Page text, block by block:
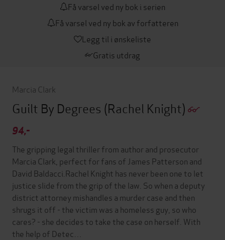
Få varsel ved ny bok i serien
Få varsel ved ny bok av forfatteren
Legg til i ønskeliste
Gratis utdrag
Marcia Clark
Guilt By Degrees (Rachel Knight)
94,-
The gripping legal thriller from author and prosecutor
Marcia Clark, perfect for fans of James Patterson and
David Baldacci.Rachel Knight has never been one to let
justice slide from the grip of the law. So when a deputy
district attorney mishandles a murder case and then
shrugs it off - the victim was a homeless guy, so who
cares? - she decides to take the case on herself. With
the help of Detec…